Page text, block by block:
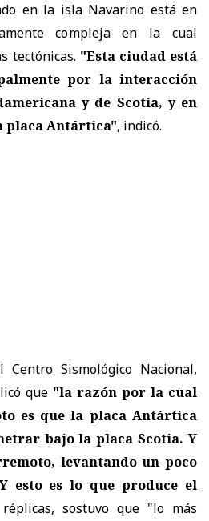
en la isla Navarino está en
compleja en la cual
tectónicas. "Esta ciudad está
por la interacción
y de Scotia, y en
placa Antártica", indicó.
Sismológico Nacional,
que "la razón por la cual
es que la placa Antártica
bajo la placa Scotia. Y
levantando un poco
esto es lo que produce el
sostuvo que "lo más